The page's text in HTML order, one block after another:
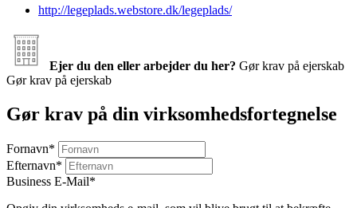
http://legeplads.webstore.dk/legeplads/
Ejer du den eller arbejder du her? Gør krav på ejerskab
Gør krav på ejerskab
Gør krav på din virksomhedsfortegnelse
Fornavn*
Efternavn*
Business E-Mail*